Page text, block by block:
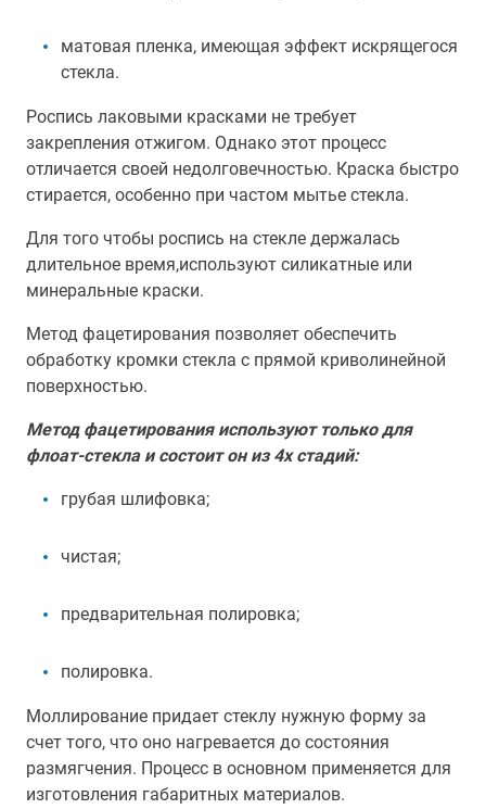
матовая пленка, имеющая эффект искрящегося
стекла.
Роспись лаковыми красками не требует
закрепления отжигом. Однако этот процесс
отличается своей недолговечностью. Краска быстро
стирается, особенно при частом мытье стекла.
Для того чтобы роспись на стекле держалась
длительное время,используют силикатные или
минеральные краски.
Метод фацетирования позволяет обеспечить
обработку кромки стекла с прямой криволинейной
поверхностью.
Метод фацетирования используют только для
флоат-стекла и состоит он из 4х стадий:
грубая шлифовка;
чистая;
предварительная полировка;
полировка.
Моллирование придает стеклу нужную форму за
счет того, что оно нагревается до состояния
размягчения. Процесс в основном применяется для
изготовления габаритных материалов.